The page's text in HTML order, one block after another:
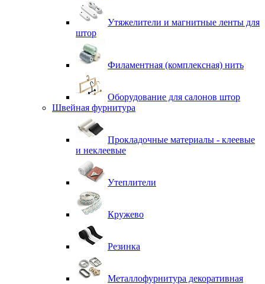
Утяжелители и магнитные ленты для
штор
Филаментная (комплексная) нить
Оборудование для салонов штор
Швейная фурнитура
Прокладочные материалы - клеевые
и неклеевые
Утеплители
Кружево
Резинка
Металлофурнитура декоративная